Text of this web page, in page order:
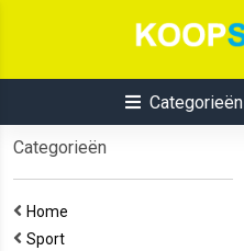
Categorieën
Categorieën
Home
Sport